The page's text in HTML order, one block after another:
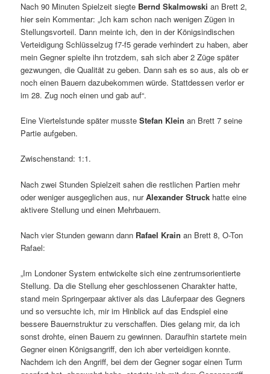
Nach 90 Minuten Spielzeit siegte Bernd Skalmowski an Brett 2,
hier sein Kommentar: „Ich kam schon nach wenigen Zügen in
Stellungsvorteil. Dann meinte ich, den in der Königsindischen
Verteidigung Schlüsselzug f7-f5 gerade verhindert zu haben, aber
mein Gegner spielte ihn trotzdem, sah sich aber 2 Züge später
gezwungen, die Qualität zu geben. Dann sah es so aus, als ob er
noch einen Bauern dazubekommen würde. Stattdessen verlor er
im 28. Zug noch einen und gab auf“.
Eine Viertelstunde später mussteStefan Klein an Brett 7 seine
Partie aufgeben.
Zwischenstand: 1:1.
Nach zwei Stunden Spielzeit sahen die restlichen Partien mehr
oder weniger ausgeglichen aus, nurAlexander Struck hatte eine
aktivere Stellung und einen Mehrbauern.
Nach vier Stunden gewann dann Rafael Krain an Brett 8, O-Ton
Rafael:
„Im Londoner System entwickelte sich eine zentrumsorientierte
Stellung. Da die Stellung eher geschlossenen Charakter hatte,
stand mein Springerpaar aktiver als das Läuferpaar des Gegners
und so versuchte ich, mir im Hinblick auf das Endspiel eine
bessere Bauernstruktur zu verschaffen. Dies gelang mir, da ich
sonst drohte, einen Bauern zu gewinnen. Daraufhin startete mein
Gegner einen Königsangriff, den ich aber verteidigen konnte.
Nachdem ich den Angriff, bei dem der Gegner sogar einen Turm